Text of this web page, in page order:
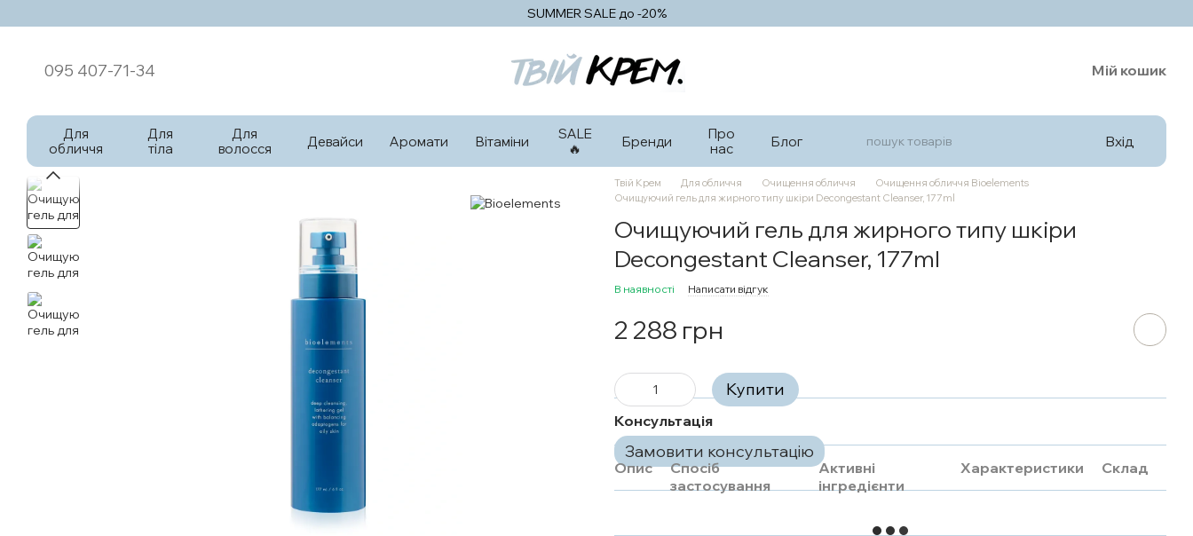
SUMMER SALE до -20%
095 407-71-34 Мій кошик
Для
обличчя
Для
тіла
Для
волосся
Девайси Аромати Вітаміни
SALE
🔥
Бренди
Про
нас
Блог Вхід
Твій Крем Для обличчя Очищення обличчя
Очищення обличчя Bioelements
Очищуючий гель для жирного типу шкіри Decongestant Cleanser, 177ml
Очищуючий гель для жирного типу шкіри
Decongestant Cleanser, 177ml
В наявності Написати відгук
2 288 грн
Купити
Консультація
Замовити консультацію
Опис
Спосіб
застосування
Активні
інгредієнти
Характеристики Склад